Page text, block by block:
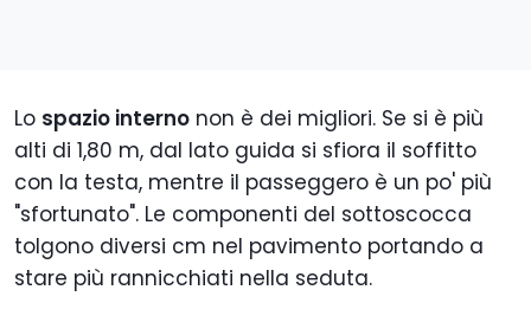
Lo spazio interno non è dei migliori. Se si è più
alti di 1,80 m, dal lato guida si sfiora il soffitto
con la testa, mentre il passeggero è un po' più
"sfortunato". Le componenti del sottoscocca
tolgono diversi cm nel pavimento portando a
stare più rannicchiati nella seduta.